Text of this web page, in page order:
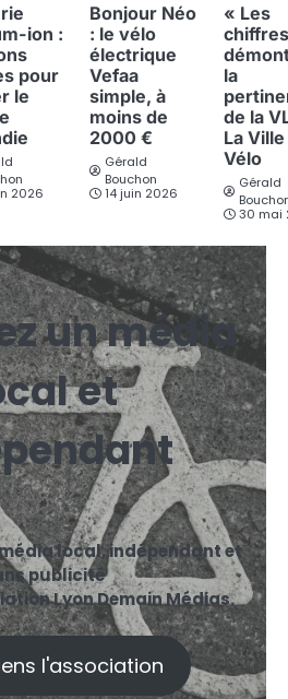
ion :
pour
le
2026
Bonjour Néo
: le vélo
électrique
Vefaa
simple, à
moins de
2000 €
Gérald
Bouchon
14 juin 2026
« Les
chiffres
la
de la
La Ville
Vélo
Gérald
30 mai
un média
et
local, indépendant et
publicité
Lyon Demain Médias.
l'association